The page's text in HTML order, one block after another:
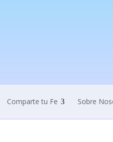
Comparte tu Fe Sobre